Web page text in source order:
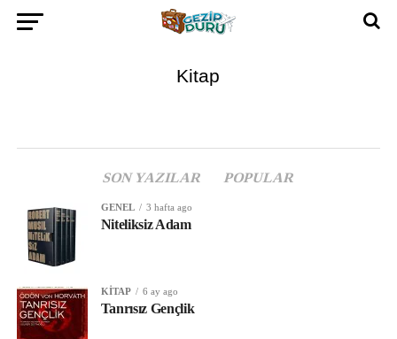
Kitap
SON YAZILAR POPULAR
GENEL 3 hafta ago
Niteliksiz Adam
KITAP 6 ay ago
Tanrısız Gençlik